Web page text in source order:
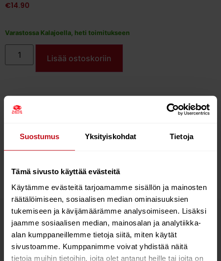
Suostumus Yksityiskohdat Tietoja
Tämä sivusto käyttää evästeitä
Käytämme evästeitä tarjoamamme sisällön ja mainosten
räätälöimiseen, sosiaalisen median ominaisuuksien
tukemiseen ja kävijämäärämme analysoimiseen. Lisäksi
jaamme sosiaalisen median, mainosalan ja analytiikka-
alan kumppaneillemme tietoja siitä, miten käytät
sivustoamme. Kumppanimme voivat yhdistää näitä
tietoja muihin tietoihin, joita olet antanut heille tai joita on
€14.90
Varastossa Kalajoella, heti toimitukseen
Lisää ostoskoriin
Red Titan 1 pumpun varaosaletku.
Tutustu myös
52%